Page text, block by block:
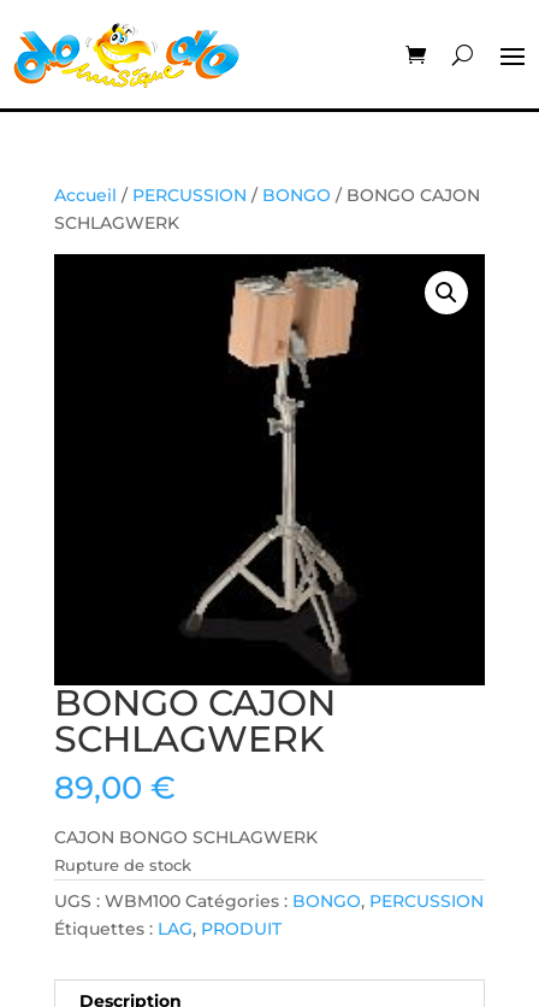
Accueil / PERCUSSION / BONGO / BONGO CAJON
SCHLAGWERK
BONGO CAJON
SCHLAGWERK
89,00 €
CAJON BONGO SCHLAGWERK
Rupture de stock
UGS : WBM100 Catégories : BONGO, PERCUSSION
Étiquettes : LAG, PRODUIT
Description